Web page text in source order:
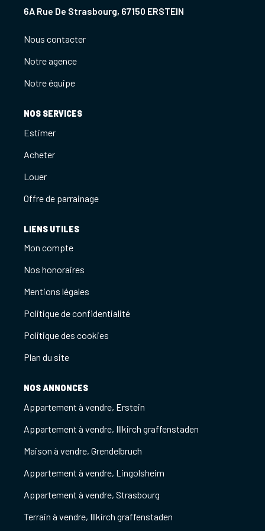
6A Rue De Strasbourg, 67150 ERSTEIN
Nous contacter
Notre agence
Notre équipe
NOS SERVICES
Estimer
Acheter
Louer
Offre de parrainage
LIENS UTILES
Mon compte
Nos honoraires
Mentions légales
Politique de confidentialité
Politique des cookies
Plan du site
NOS ANNONCES
Appartement à vendre, Erstein
Appartement à vendre, Illkirch graffenstaden
Maison à vendre, Grendelbruch
Appartement à vendre, Lingolsheim
Appartement à vendre, Strasbourg
Terrain à vendre, Illkirch graffenstaden